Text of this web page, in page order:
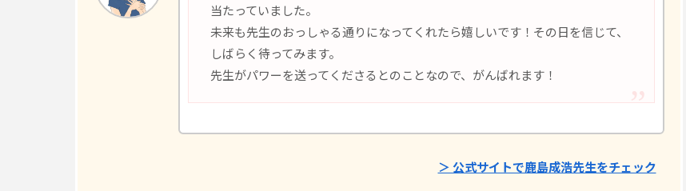
当たっていました。
未来も先生のおっしゃる通りになってくれたら嬉しいです！その日を信じて、
しばらく待ってみます。
先生がパワーを送ってくださるとのことなので、がんばれます！
＞ 公式サイトで鹿島成浩先生をチェック